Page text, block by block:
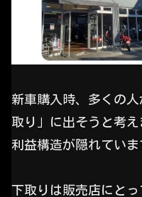
新車購入時、多くの
取り」に出そうと考
利益構造が隠れていま
下取りは販売店にと